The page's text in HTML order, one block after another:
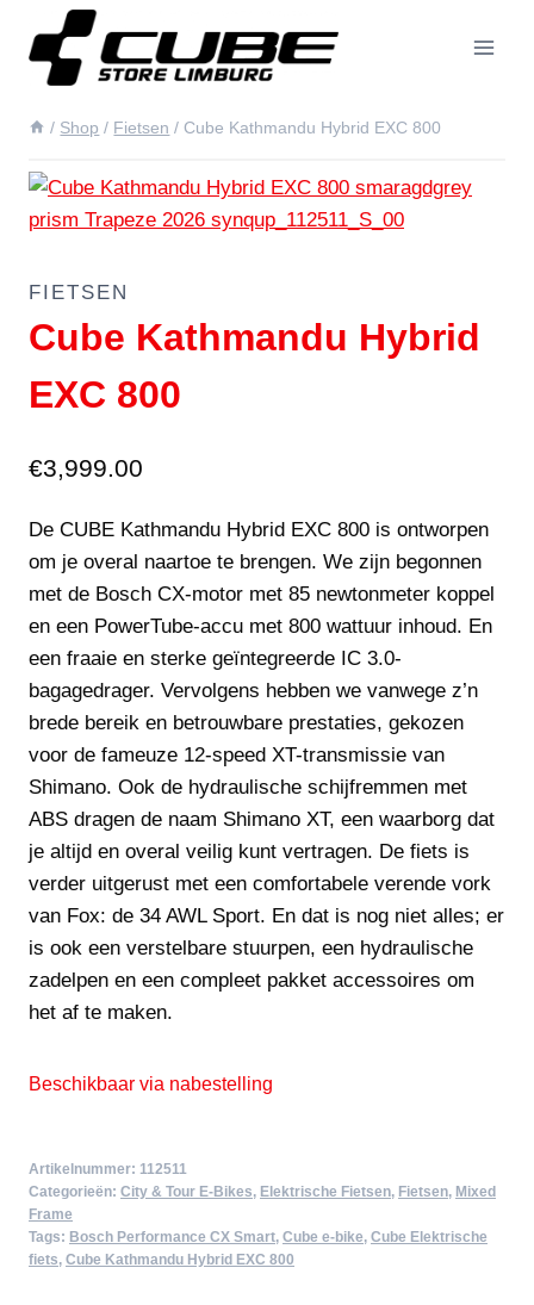
Doorgaan
naar
inhoud
/ Shop / Fietsen / Cube Kathmandu Hybrid EXC 800
FIETSEN
Cube Kathmandu Hybrid
EXC 800
€3,999.00
De CUBE Kathmandu Hybrid EXC 800 is ontworpen
om je overal naartoe te brengen. We zijn begonnen
met de Bosch CX-motor met 85 newtonmeter koppel
en een PowerTube-accu met 800 wattuur inhoud. En
een fraaie en sterke geïntegreerde IC 3.0-
bagagedrager. Vervolgens hebben we vanwege z’n
brede bereik en betrouwbare prestaties, gekozen
voor de fameuze 12-speed XT-transmissie van
Shimano. Ook de hydraulische schijfremmen met
ABS dragen de naam Shimano XT, een waarborg dat
je altijd en overal veilig kunt vertragen. De fiets is
verder uitgerust met een comfortabele verende vork
van Fox: de 34 AWL Sport. En dat is nog niet alles; er
is ook een verstelbare stuurpen, een hydraulische
zadelpen en een compleet pakket accessoires om
het af te maken.
Beschikbaar via nabestelling
Artikelnummer: 112511
Categorieën: City & Tour E-Bikes, Elektrische Fietsen, Fietsen, Mixed
Frame
Tags: Bosch Performance CX Smart, Cube e-bike, Cube Elektrische
fiets, Cube Kathmandu Hybrid EXC 800